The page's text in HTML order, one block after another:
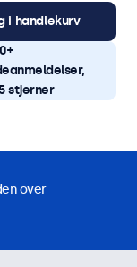
i handlekurv
stjerner
over